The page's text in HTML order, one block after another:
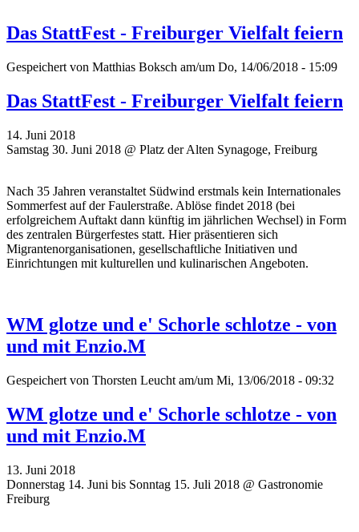
Das StattFest - Freiburger Vielfalt feiern
Gespeichert von Matthias Boksch am/um Do, 14/06/2018 - 15:09
Das StattFest - Freiburger Vielfalt feiern
14. Juni 2018
Samstag 30. Juni 2018 @ Platz der Alten Synagoge, Freiburg
Nach 35 Jahren veranstaltet Südwind erstmals kein Internationales
Sommerfest auf der Faulerstraße. Ablöse findet 2018 (bei
erfolgreichem Auftakt dann künftig im jährlichen Wechsel) in Form
des zentralen Bürgerfestes statt. Hier präsentieren sich
Migrantenorganisationen, gesellschaftliche Initiativen und
Einrichtungen mit kulturellen und kulinarischen Angeboten.
WM glotze und e' Schorle schlotze - von
und mit Enzio.M
Gespeichert von Thorsten Leucht am/um Mi, 13/06/2018 - 09:32
WM glotze und e' Schorle schlotze - von
und mit Enzio.M
13. Juni 2018
Donnerstag 14. Juni bis Sonntag 15. Juli 2018 @ Gastronomie
Freiburg